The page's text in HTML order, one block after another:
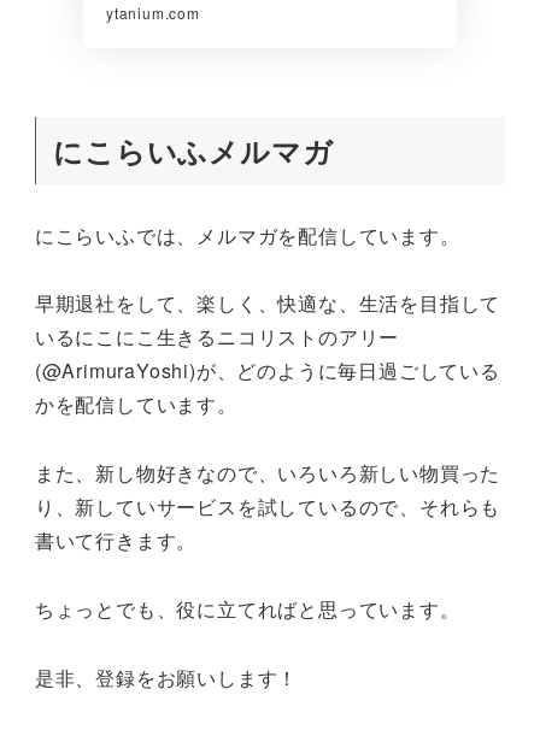
ytanium.com
にこらいふメルマガ
にこらいふでは、メルマガを配信しています。
早期退社をして、楽しく、快適な、生活を目指して
いるにこにこ生きるニコリストのアリー
(@ArimuraYoshi)が、どのように毎日過ごしている
かを配信しています。
また、新し物好きなので、いろいろ新しい物買った
り、新していサービスを試しているので、それらも
書いて行きます。
ちょっとでも、役に立てればと思っています。
是非、登録をお願いします！